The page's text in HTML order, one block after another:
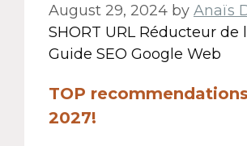
August 29, 2024 by Anaïs
SHORT URL Réducteur de
Guide SEO Google Web
TOP
2027!